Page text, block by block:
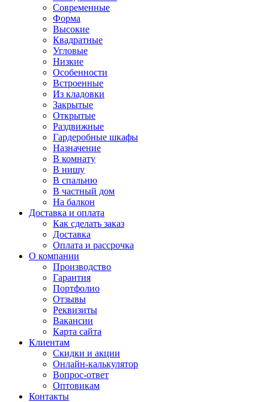
Современные
Форма
Высокие
Квадратные
Угловые
Низкие
Особенности
Встроенные
Из кладовки
Закрытые
Открытые
Раздвижные
Гардеробные шкафы
Назначение
В комнату
В нишу
В спальню
В частный дом
На балкон
Доставка и оплата
Как сделать заказ
Доставка
Оплата и рассрочка
О компании
Производство
Гарантия
Портфолио
Отзывы
Реквизиты
Вакансии
Карта сайта
Клиентам
Скидки и акции
Онлайн-калькулятор
Вопрос-ответ
Оптовикам
Контакты